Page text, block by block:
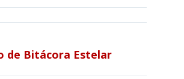
de Bitácora Estelar